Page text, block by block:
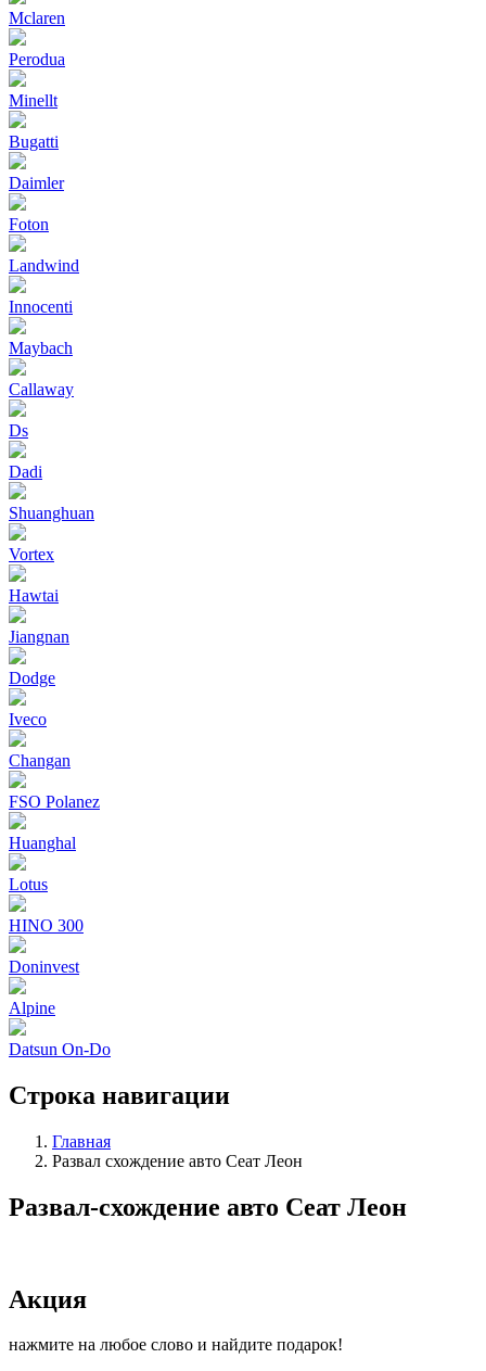
Mclaren
Perodua
Minellt
Bugatti
Daimler
Foton
Landwind
Innocenti
Maybach
Callaway
Ds
Dadi
Shuanghuan
Vortex
Hawtai
Jiangnan
Dodge
Iveco
Changan
FSO Polanez
Huanghal
Lotus
HINO 300
Doninvest
Alpine
Datsun On-Do
Строка навигации
Главная
Развал схождение авто Сеат Леон
Развал-схождение авто Сеат Леон
Акция
нажмите на любое слово и найдите подарок!